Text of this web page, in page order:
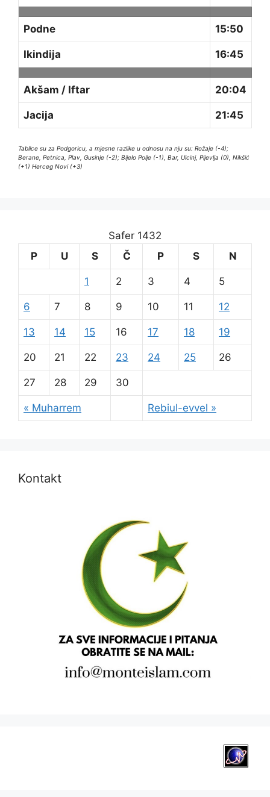
Podne 15:50
Ikindija 16:45
Akšam / Iftar 20:04
Jacija 21:45
Tablice su za Podgoricu, a mjesne razlike u odnosu na nju su: Rožaje (-4);
Berane, Petnica, Plav, Gusinje (-2); Bijelo Polje (-1), Bar, Ulcinj, Pljevlja (0), Nikšić
(+1) Herceg Novi (+3)
Safer 1432
P
U S Č P S N
« Muharrem Rebiul-evvel »
1 2 3 4 5
6 7 8 9 10 11 12
13 14 15 16 17 18 19
20 21 22 23 24 25 26
27 28 29 30
Kontakt